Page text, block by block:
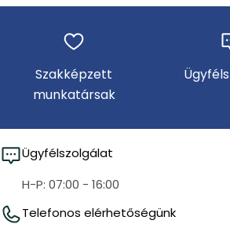
Szakképzett
munkatársak
Ügyfélszolgálat
H-P: 07:00 - 16:00
Telefonos elérhetőségünk